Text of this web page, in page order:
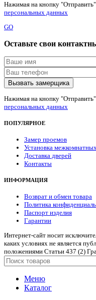
Нажимая на кнопку
персональных данных
GO
Оставьте свои
Нажимая на кнопку
персональных данных
ПОПУЛЯРНОЕ
Замер проемов
Установка
Доставка дверей
Контакты
ИНФОРМАЦИЯ
Возврат и обмен товара
Политика
Паспорт изделия
Гарантии
Интернет-сайт носит
каких условиях не является
положениями Статьи 437 (2)
Меню
Каталог